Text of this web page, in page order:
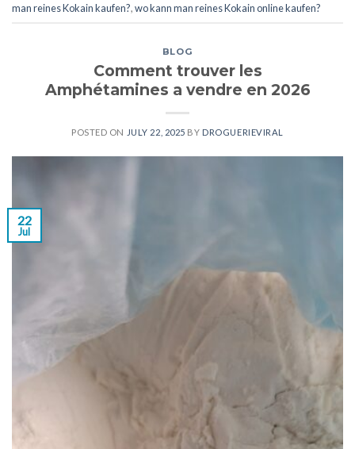
man reines Kokain kaufen?,wo kann man reines Kokain online kaufen?
BLOG
Comment trouver les
Amphétamines a vendre en 2026
POSTED ON JULY 22, 2025 BY DROGUERIEVIRAL
22
Jul